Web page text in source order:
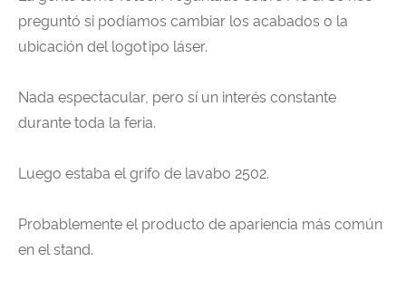
preguntó si podíamos cambiar los acabados o la
ubicación del logotipo láser.
Nada espectacular, pero sí un interés constante
durante toda la feria.
Luego estaba el grifo de lavabo 2502.
Probablemente el producto de apariencia más común
en el stand.